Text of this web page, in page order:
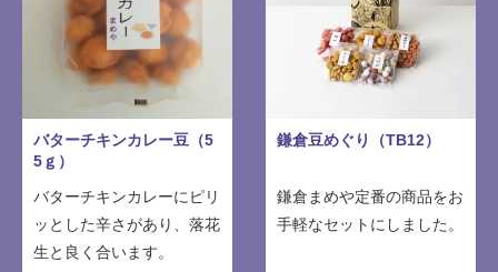
バターチキンカレー豆（5
5ｇ）
バターチキンカレーにピリ
ッとした辛さがあり、落花
生と良く合います。
鎌倉豆めぐり（TB12）
鎌倉まめや定番の商品をお
手軽なセットにしました。